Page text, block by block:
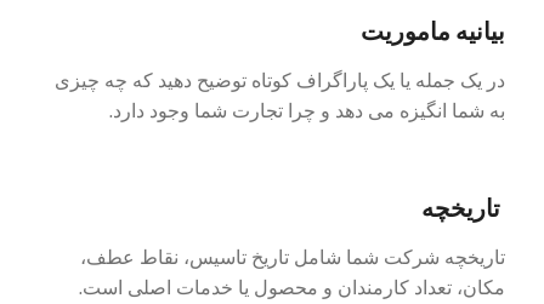
بیانیه ماموریت
در یک جمله یا یک پاراگراف کوتاه توضیح دهید که چه چیزی
به شما انگیزه می دهد و چرا تجارت شما وجود دارد.
تاریخچه
تاریخچه شرکت شما شامل تاریخ تاسیس، نقاط عطف،
مکان، تعداد کارمندان و محصول یا خدمات اصلی است.